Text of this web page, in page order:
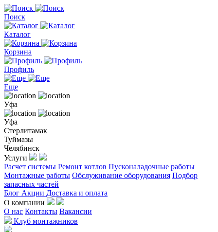
Поиск
Каталог
Корзина
Профиль
Еще
Уфа
Уфа
Стерлитамак
Туймазы
Челябинск
Услуги
Расчет системы Ремонт котлов Пусконаладочные работы
Монтажные работы Обслуживание оборудования Подбор
запасных частей
Блог Акции Доставка и оплата
О компании
О нас Контакты Вакансии
Клуб монтажников